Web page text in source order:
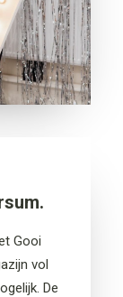
Gooi
vol
De